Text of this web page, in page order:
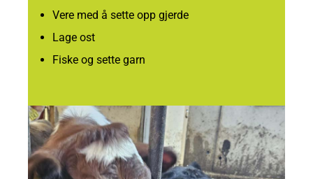
Vere med å sette opp gjerde
Lage ost
Fiske og sette garn